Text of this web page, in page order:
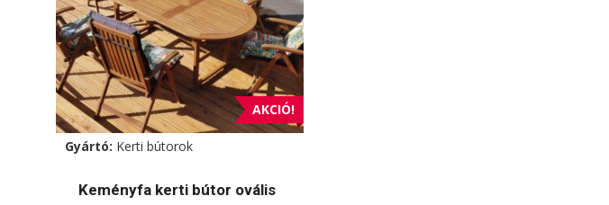
AKCIÓ!
Gyártó: Kerti bútorok
Keményfa kerti bútor ovális